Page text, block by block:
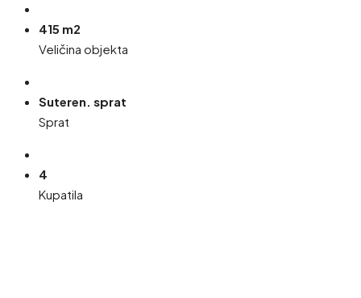
415 m2
Veličina objekta
Suteren. sprat
Sprat
4
Kupatila